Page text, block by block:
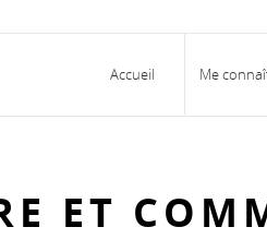
Accueil Me
ET